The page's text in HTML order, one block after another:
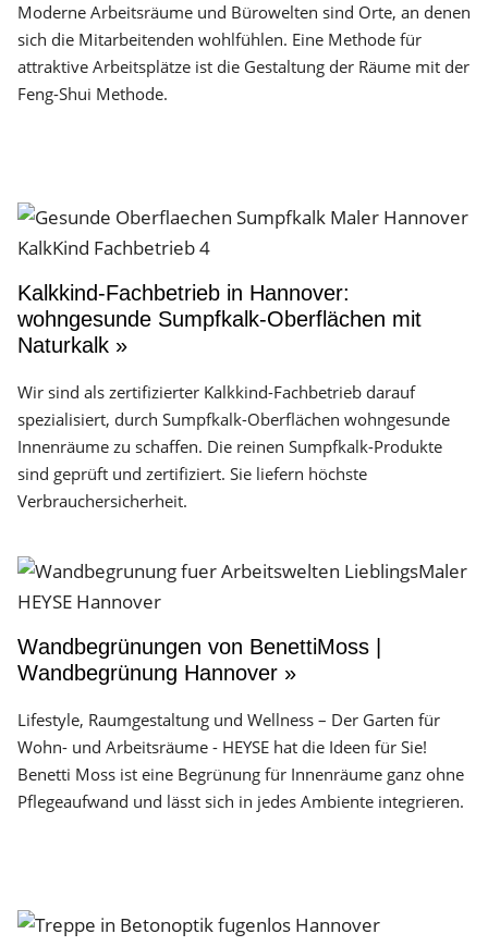
Moderne Arbeitsräume und Bürowelten sind Orte, an denen
sich die Mitarbeitenden wohlfühlen. Eine Methode für
attraktive Arbeitsplätze ist die Gestaltung der Räume mit der
Feng-Shui Methode.
Kalkkind-Fachbetrieb in Hannover:
wohngesunde Sumpfkalk-Oberflächen mit
Naturkalk »
Wir sind als zertifizierter Kalkkind-Fachbetrieb darauf
spezialisiert, durch Sumpfkalk-Oberflächen wohngesunde
Innenräume zu schaffen. Die reinen Sumpfkalk-Produkte
sind geprüft und zertifiziert. Sie liefern höchste
Verbrauchersicherheit.
Wandbegrünungen von BenettiMoss |
Wandbegrünung Hannover »
Lifestyle, Raumgestaltung und Wellness – Der Garten für
Wohn- und Arbeitsräume - HEYSE hat die Ideen für Sie!
Benetti Moss ist eine Begrünung für Innenräume ganz ohne
Pflegeaufwand und lässt sich in jedes Ambiente integrieren.